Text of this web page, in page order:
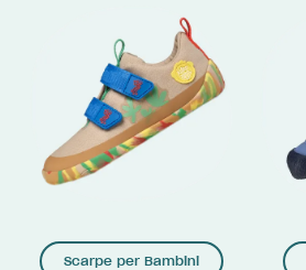
Scarpe per Bambini